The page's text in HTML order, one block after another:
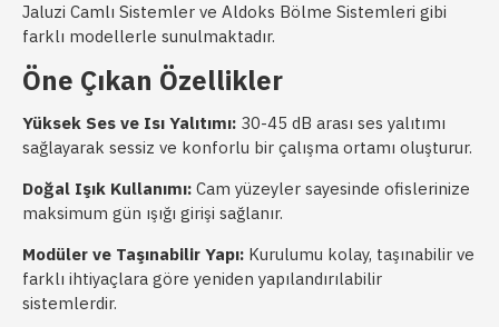
Jaluzi Camlı Sistemler ve Aldoks Bölme Sistemleri gibi
farklı modellerle sunulmaktadır.
Öne Çıkan Özellikler
Yüksek Ses ve Isı Yalıtımı: 30-45 dB arası ses yalıtımı
sağlayarak sessiz ve konforlu bir çalışma ortamı oluşturur.
Doğal Işık Kullanımı: Cam yüzeyler sayesinde ofislerinize
maksimum gün ışığı girişi sağlanır.
Modüler ve Taşınabilir Yapı: Kurulumu kolay, taşınabilir ve
farklı ihtiyaçlara göre yeniden yapılandırılabilir
sistemlerdir.